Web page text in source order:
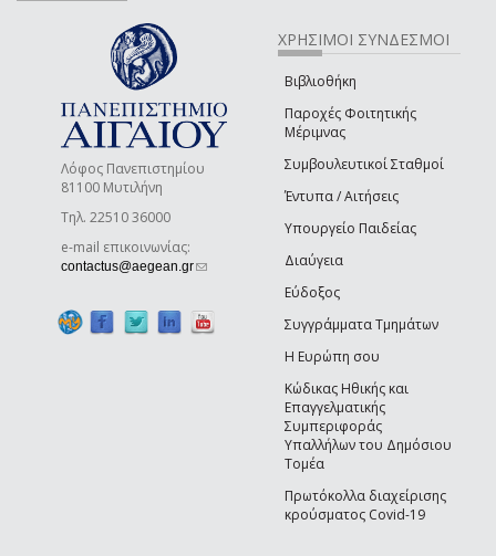
Λόφος Πανεπιστημίου
81100 Μυτιλήνη
Τηλ. 22510 36000
e-mail επικοινωνίας:
contactus@aegean.gr(link sends e-mail)
ΧΡΗΣΙΜΟΙ ΣΥΝΔΕΣΜΟΙ
Βιβλιοθήκη
Παροχές Φοιτητικής
Μέριμνας
Συμβουλευτικοί Σταθμοί
Έντυπα / Αιτήσεις
Υπουργείο Παιδείας
Διαύγεια
Εύδοξος
Συγγράμματα Τμημάτων
Η Ευρώπη σου
Κώδικας Ηθικής και
Επαγγελματικής
Συμπεριφοράς
Υπαλλήλων του Δημόσιου
Τομέα
Πρωτόκολλα διαχείρισης
κρούσματος Covid-19